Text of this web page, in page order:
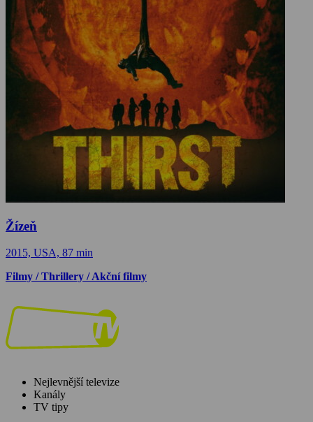
Žízeň
2015, USA, 87 min
Filmy / Thrillery / Akční filmy
Nejlevnější televize
Kanály
TV tipy